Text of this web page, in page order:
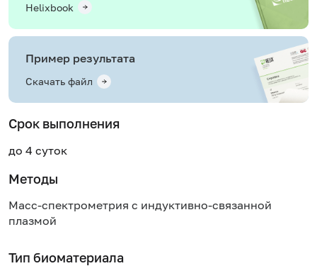
Helixbook
Пример результата
Скачать файл
Срок выполнения
до 4 суток
Методы
Масс-спектрометрия с индуктивно-связанной
плазмой
Тип биоматериала